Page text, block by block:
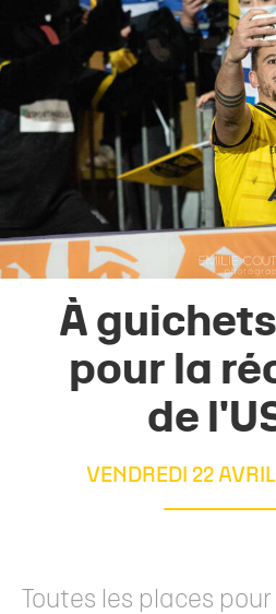
À
pour la
de
VENDREDI 22
Toutes les places